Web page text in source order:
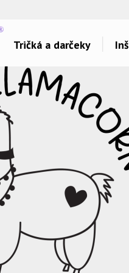
Tričká a darčeky
Témy potlačí
Láska
Šport a auta
Humor
Všetko..